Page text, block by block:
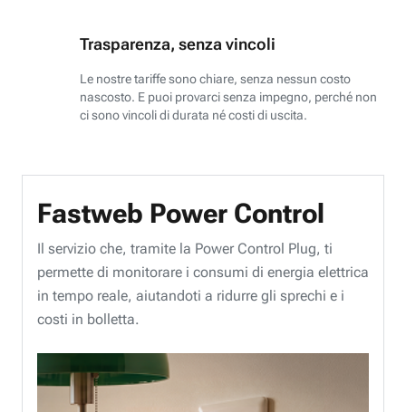
Trasparenza, senza vincoli
Le nostre tariffe sono chiare, senza nessun costo
nascosto. E puoi provarci senza impegno, perché non
ci sono vincoli di durata né costi di uscita.
Fastweb Power Control
Il servizio che, tramite la Power Control Plug, ti
permette di monitorare i consumi di energia elettrica
in tempo reale, aiutandoti a ridurre gli sprechi e i
costi in bolletta.